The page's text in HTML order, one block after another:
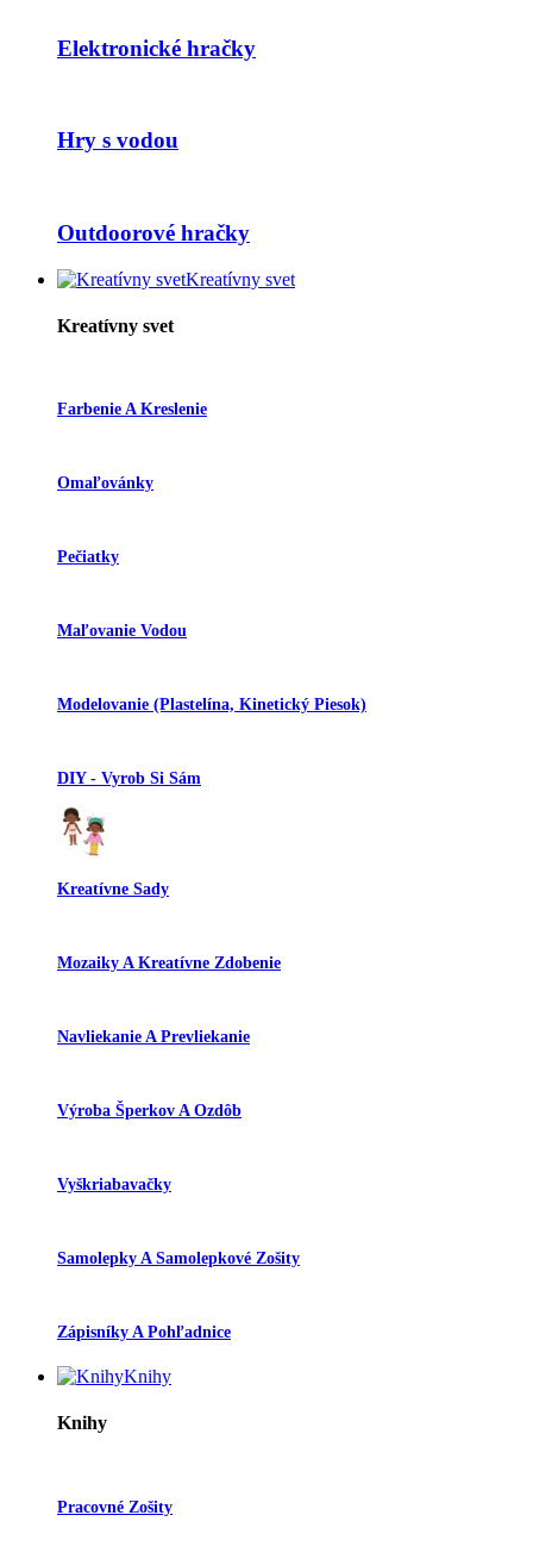
Elektronické hračky
Hry s vodou
Outdoorové hračky
Kreatívny svet
Kreatívny svet
Farbenie A Kreslenie
Omaľovánky
Pečiatky
Maľovanie Vodou
Modelovanie (plastelína, Kinetický Piesok)
DIY - Vyrob Si Sám
Kreatívne Sady
Mozaiky A Kreatívne Zdobenie
Navliekanie A Prevliekanie
Výroba Šperkov A Ozdôb
Vyškriabavačky
Samolepky A Samolepkové Zošity
Zápisníky A Pohľadnice
Knihy
Knihy
Pracovné Zošity